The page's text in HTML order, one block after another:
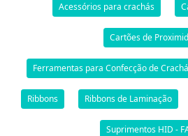
Acessórios para crachás
Cartões de
Ferramentas para Confecção de
Ribbons Ribbons de Laminação
Suprimentos HID -